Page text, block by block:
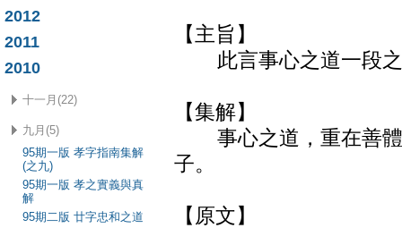
2012
2011
2010
十一月(22)
九月(5)
95期一版 孝字指南集解
(之九)
95期一版 孝之實義與真
解
95期二版 廿字忠和之道
【主旨】
此言事心之道一段之
【集解】
事心之道，重在善體
子。
【原文】